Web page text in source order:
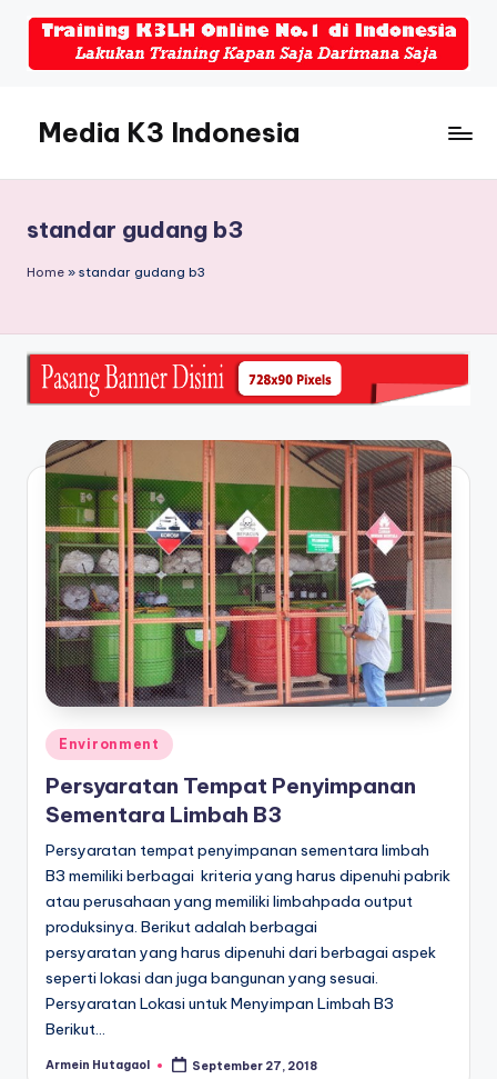
Media K3 Indonesia
Seputar
Dunia
K3LH
standar gudang b3
Home » standar gudang b3
Posted
in
Environment
Persyaratan Tempat Penyimpanan
Sementara Limbah B3
Persyaratan tempat penyimpanan sementara limbah
B3 memiliki berbagai kriteria yang harus dipenuhi pabrik
atau perusahaan yang memiliki limbahpada output
produksinya. Berikut adalah berbagai
persyaratan yang harus dipenuhi dari berbagai aspek
seperti lokasi dan juga bangunan yang sesuai.
Persyaratan Lokasi untuk Menyimpan Limbah B3
Berikut…
Posted
Armein Hutagaol September 27, 2018